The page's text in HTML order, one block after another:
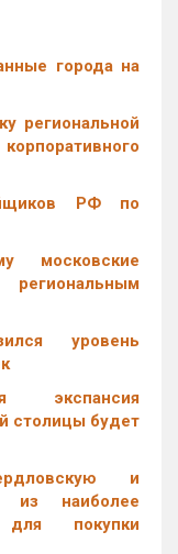
города на
региональной
РФ по
московские
уровень
экспансия
столицы будет
и
из наиболее
для покупки